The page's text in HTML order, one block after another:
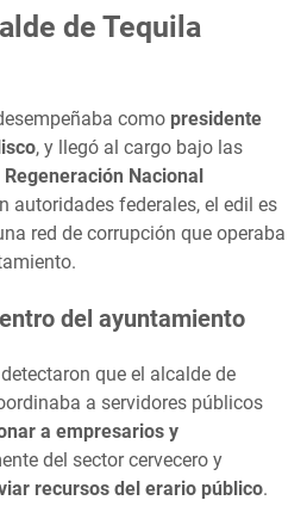
de Tequila
como presidente
, y llegó al cargo bajo las
Nacional
autoridades federales, el edil es
red de corrupción que operaba
del ayuntamiento
que el alcalde de
a servidores públicos
a empresarios y
del sector cervecero y
recursos del erario público.